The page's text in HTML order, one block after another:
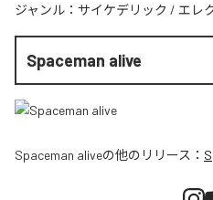
ジャンル： サイケデリック / エレ
Spaceman alive
Spaceman aliveの他のリリース：